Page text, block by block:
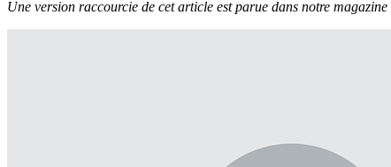
Une version raccourcie de cet article est parue dans notre magazine